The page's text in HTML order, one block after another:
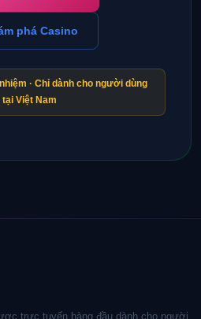
phá Casino
· Chỉ dành cho người dùng
tại Việt Nam
trực tuyến hàng đầu dành cho người